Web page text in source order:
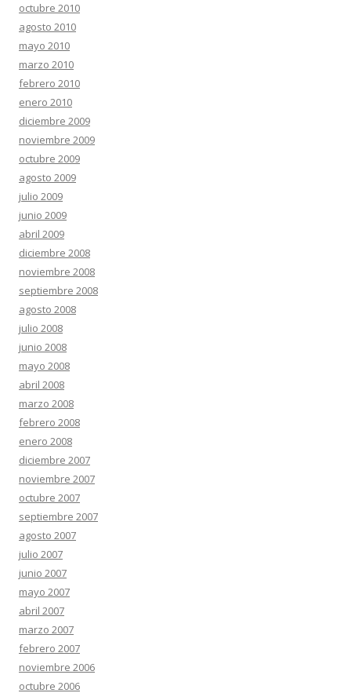
octubre 2010
agosto 2010
mayo 2010
marzo 2010
febrero 2010
enero 2010
diciembre 2009
noviembre 2009
octubre 2009
agosto 2009
julio 2009
junio 2009
abril 2009
diciembre 2008
noviembre 2008
septiembre 2008
agosto 2008
julio 2008
junio 2008
mayo 2008
abril 2008
marzo 2008
febrero 2008
enero 2008
diciembre 2007
noviembre 2007
octubre 2007
septiembre 2007
agosto 2007
julio 2007
junio 2007
mayo 2007
abril 2007
marzo 2007
febrero 2007
noviembre 2006
octubre 2006